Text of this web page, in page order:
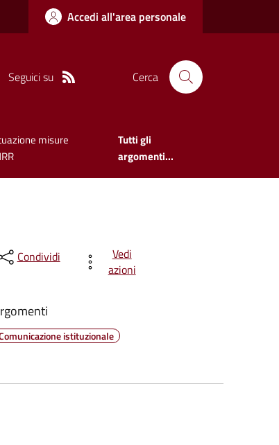
Accedi all'area personale
Seguici su Cerca
misure
Tutti gli
argomenti...
Condividi
Vedi
azioni
istituzionale